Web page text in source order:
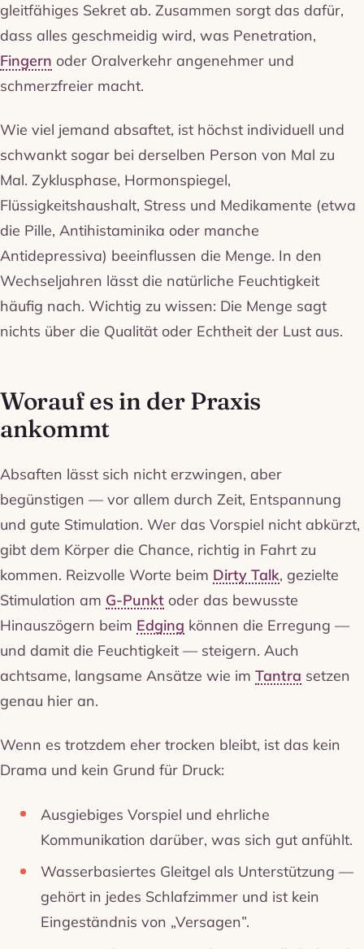
gleitfähiges Sekret ab. Zusammen sorgt das dafür,
dass alles geschmeidig wird, was Penetration,
Fingern oder Oralverkehr angenehmer und
schmerzfreier macht.
Wie viel jemand absaftet, ist höchst individuell und
schwankt sogar bei derselben Person von Mal zu
Mal. Zyklusphase, Hormonspiegel,
Flüssigkeitshaushalt, Stress und Medikamente (etwa
die Pille, Antihistaminika oder manche
Antidepressiva) beeinflussen die Menge. In den
Wechseljahren lässt die natürliche Feuchtigkeit
häufig nach. Wichtig zu wissen: Die Menge sagt
nichts über die Qualität oder Echtheit der Lust aus.
Worauf es in der Praxis
ankommt
Absaften lässt sich nicht erzwingen, aber
begünstigen — vor allem durch Zeit, Entspannung
und gute Stimulation. Wer das Vorspiel nicht abkürzt,
gibt dem Körper die Chance, richtig in Fahrt zu
kommen. Reizvolle Worte beim Dirty Talk, gezielte
Stimulation am G-Punkt oder das bewusste
Hinauszögern beim Edging können die Erregung —
und damit die Feuchtigkeit — steigern. Auch
achtsame, langsame Ansätze wie im Tantra setzen
genau hier an.
Wenn es trotzdem eher trocken bleibt, ist das kein
Drama und kein Grund für Druck:
Ausgiebiges Vorspiel und ehrliche
Kommunikation darüber, was sich gut anfühlt.
Wasserbasiertes Gleitgel als Unterstützung —
gehört in jedes Schlafzimmer und ist kein
Eingeständnis von „Versagen”.